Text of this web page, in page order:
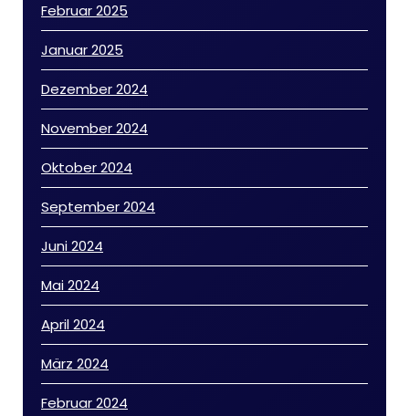
Februar 2025
Januar 2025
Dezember 2024
November 2024
Oktober 2024
September 2024
Juni 2024
Mai 2024
April 2024
März 2024
Februar 2024